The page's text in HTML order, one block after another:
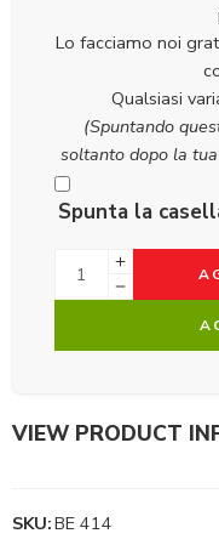
Spunta la
Lo facciamo noi
Qualsiasi
(Spuntando
soltanto dopo la
VIEW PRODUCT
SKU:BE 414